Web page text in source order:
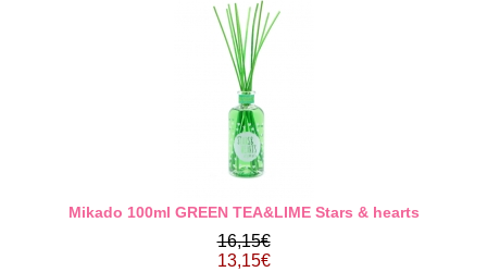
Mikado 100ml GREEN TEA&LIME Stars & hearts
16,15€
13,15€